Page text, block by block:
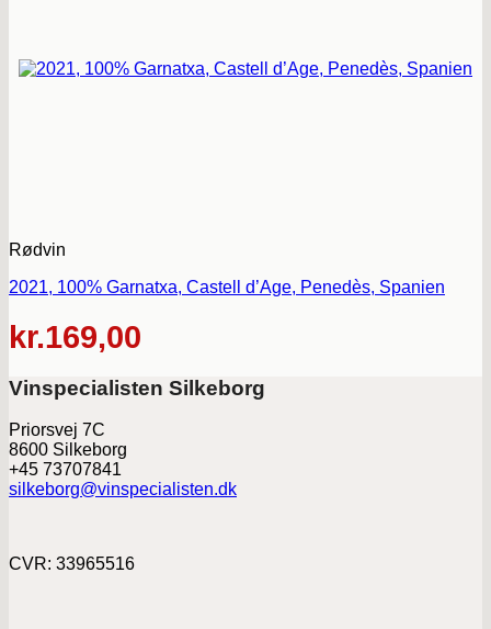
Rødvin
2021, 100% Garnatxa, Castell d’Age, Penedès, Spanien
kr.169,00
Vinspecialisten Silkeborg
Priorsvej 7C
8600 Silkeborg
+45 73707841
silkeborg@vinspecialisten.dk
CVR: 33965516